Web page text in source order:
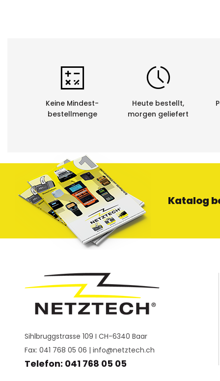
Panduit
Recycling
Sie als
Keine Mindest-
bestellmenge
Heute bestellt,
morgen geliefert
Katalog
Sihlbruggstrasse 109 I CH-6340 Baar
Fax: 041 768 05 06 | info@netztech.ch
Telefon: 041 768 05 05